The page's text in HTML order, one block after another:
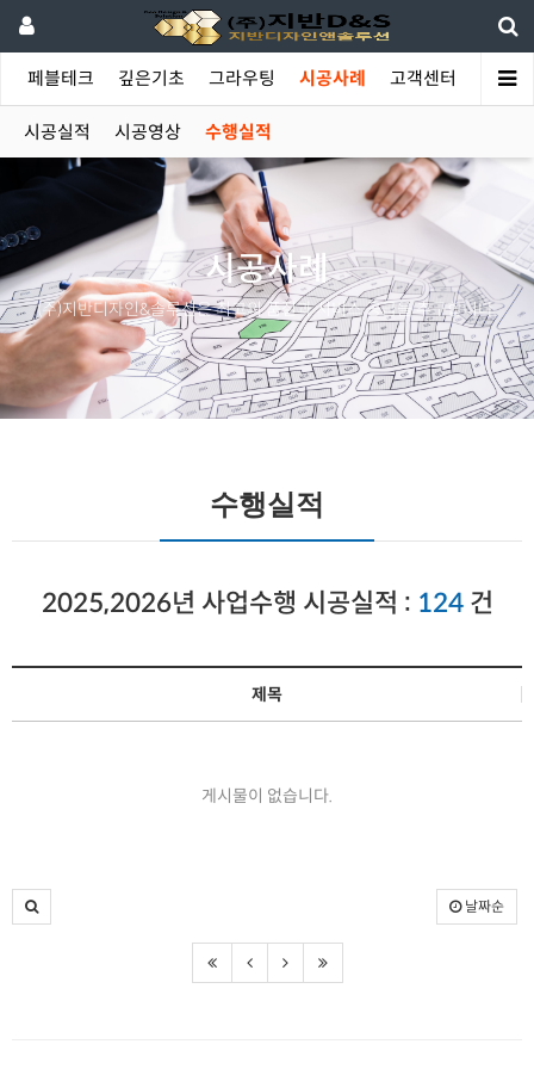
페블테크 깊은기초 그라우팅 시공사례 고객센터
시공실적 시공영상 수행실적
시공사례
(주)지반디자인&솔루션은 최고의 품질과 서비스 공급을 추구합니다.
수행실적
2025,2026년 사업수행 시공실적 : 124건
제목
게시물이 없습니다.
날짜순